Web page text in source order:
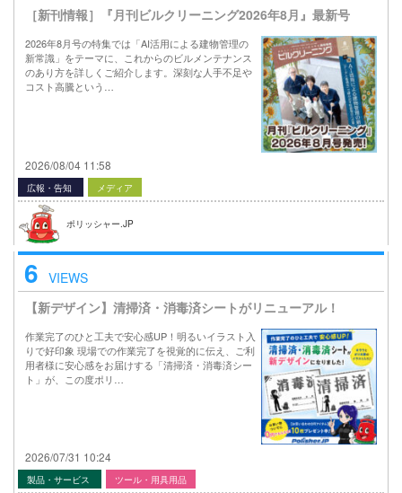
［新刊情報］『月刊ビルクリーニング2026年8月』最新号
2026年8月号の特集では「AI活用による建物管理の
新常識」をテーマに、これからのビルメンテナンス
のあり方を詳しくご紹介します。深刻な人手不足や
コスト高騰という…
2026/08/04 11:58
広報・告知 メディア
ポリッシャー.JP
6 VIEWS
【新デザイン】清掃済・消毒済シートがリニューアル！
作業完了のひと工夫で安心感UP！明るいイラスト入
りで好印象 現場での作業完了を視覚的に伝え、ご利
用者様に安心感をお届けする「清掃済・消毒済シー
ト」が、この度ポリ…
2026/07/31 10:24
製品・サービス ツール・用具用品